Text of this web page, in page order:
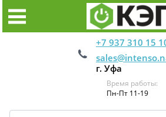
+7 937 310 15
г. Уфа
Время работы:
Пн-Пт 11-19